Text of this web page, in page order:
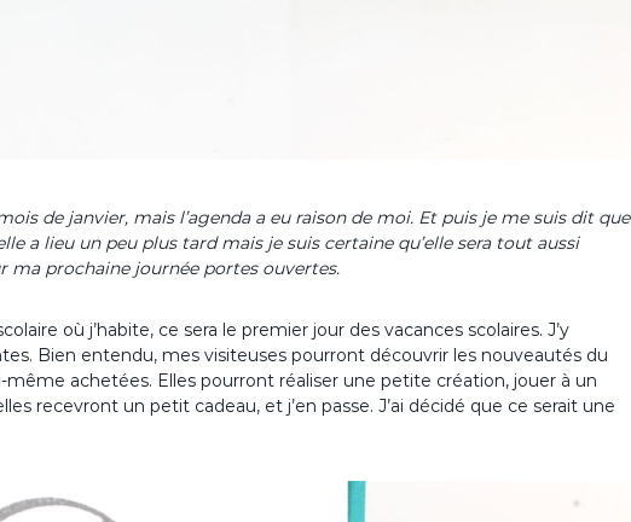
de janvier, mais l’agenda a eu raison de moi. Et puis je me suis dit que
a lieu un peu plus tard mais je suis certaine qu’elle sera tout aussi
prochaine journée portes ouvertes.
où j’habite, ce sera le premier jour des vacances scolaires. J’y
Bien entendu, mes visiteuses pourront découvrir les nouveautés du
même achetées. Elles pourront réaliser une petite création, jouer à un
recevront un petit cadeau, et j’en passe. J’ai décidé que ce serait une